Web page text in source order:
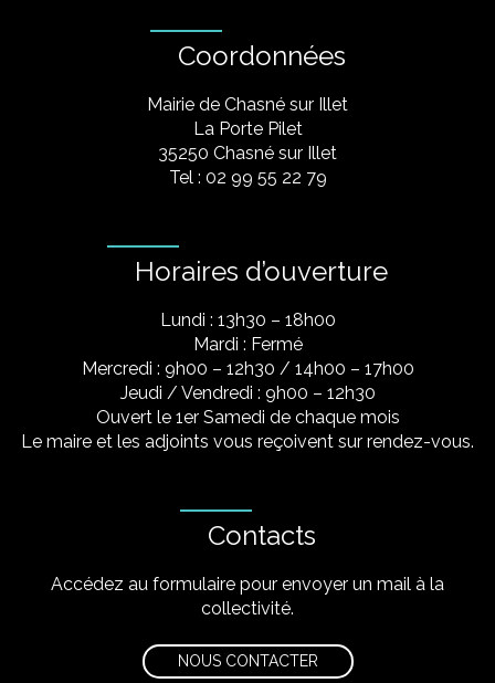
Coordonnées
Mairie de Chasné sur Illet
La Porte Pilet
35250 Chasné sur Illet
Tel : 02 99 55 22 79
Horaires d’ouverture
Lundi : 13h30 – 18h00
Mardi : Fermé
Mercredi : 9h00 – 12h30 / 14h00 – 17h00
Jeudi / Vendredi : 9h00 – 12h30
Ouvert le 1er Samedi de chaque mois
Le maire et les adjoints vous reçoivent sur rendez-vous.
Contacts
Accédez au formulaire pour envoyer un mail à la
collectivité.
NOUS CONTACTER